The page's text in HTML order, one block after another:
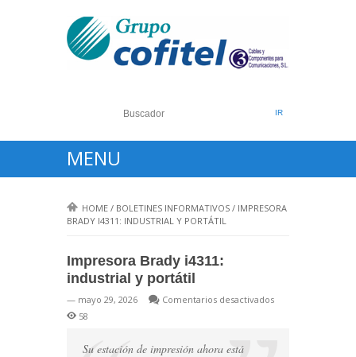
MENU
HOME / BOLETINES INFORMATIVOS / IMPRESORA
BRADY I4311: INDUSTRIAL Y PORTÁTIL
Impresora Brady i4311:
industrial y portátil
— mayo 29, 2026 Comentarios desactivadosen
58
Su estación de impresión ahora está